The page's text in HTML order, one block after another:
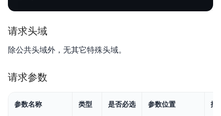
请求头域
除公共头域外，无其它特殊头域。
请求参数
参数名称 类型 是否必选 参数位置 描